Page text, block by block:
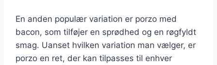
En anden populær variation er porzo med
bacon, som tilføjer en sprødhed og en røgfyldt
smag. Uanset hvilken variation man vælger, er
porzo en ret, der kan tilpasses til enhver